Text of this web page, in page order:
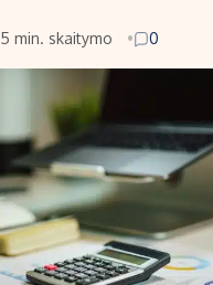
Nedarbo
Indėliai
Indėlių
Būsto finansai
Įdomios
5 min. skaitymo 0